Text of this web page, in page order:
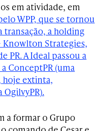
em atividade, em
WPP, que se tornou
transação, a holding
Knowlton Strategies,
PR. A Ideal passou a
ConceptPR (uma
hoje extinta,
a formar o Grupo